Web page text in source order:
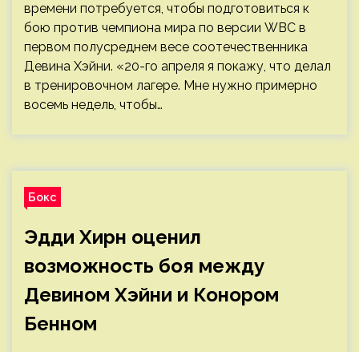
времени потребуется, чтобы подготовиться к
бою против чемпиона мира по версии WBC в
первом полусреднем весе соотечественника
Девина Хэйни. «20-го апреля я покажу, что делал
в тренировочном лагере. Мне нужно примерно
восемь недель, чтобы…
Бокс
Эдди Хирн оценил
возможность боя между
Девином Хэйни и Конором
Бенном